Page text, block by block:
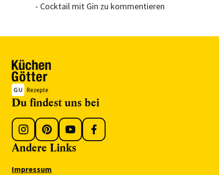
- Cocktail mit Gin zu kommentieren
Du findest uns bei
Andere Links
Impressum